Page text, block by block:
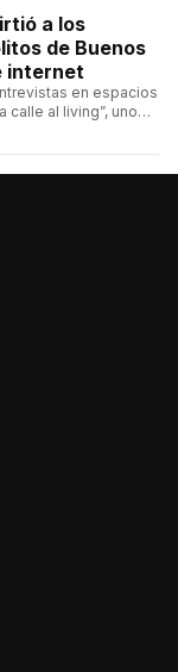
a los
de Buenos
internet
en espacios
calle al living”, uno